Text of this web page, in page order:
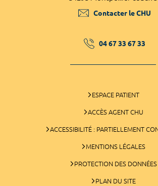
Contacter le CHU
04 67 33 67 33
ESPACE PATIENT
ACCÈS AGENT CHU
ACCESSIBILITÉ : PARTIELLEMENT
MENTIONS LÉGALES
PROTECTION DES DONNÉES
PLAN DU SITE